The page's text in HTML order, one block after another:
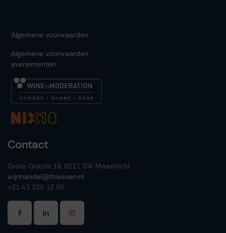
Algemene voorwaarden
Algemene voorwaarden
evenementen
Contact
Grote Gracht 18, 6211 SW Maastricht
wijnhandel@thiessen.nl
+31 43 325 13 55